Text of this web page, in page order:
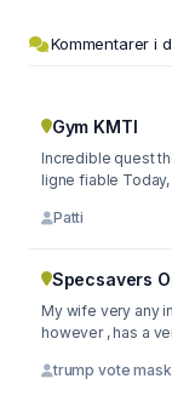
Kommentarer i
Gym KMTI
Incredible quest
ligne fiable Today,
Patti
Specsavers
My wife very any
however , has a
trump vote mask